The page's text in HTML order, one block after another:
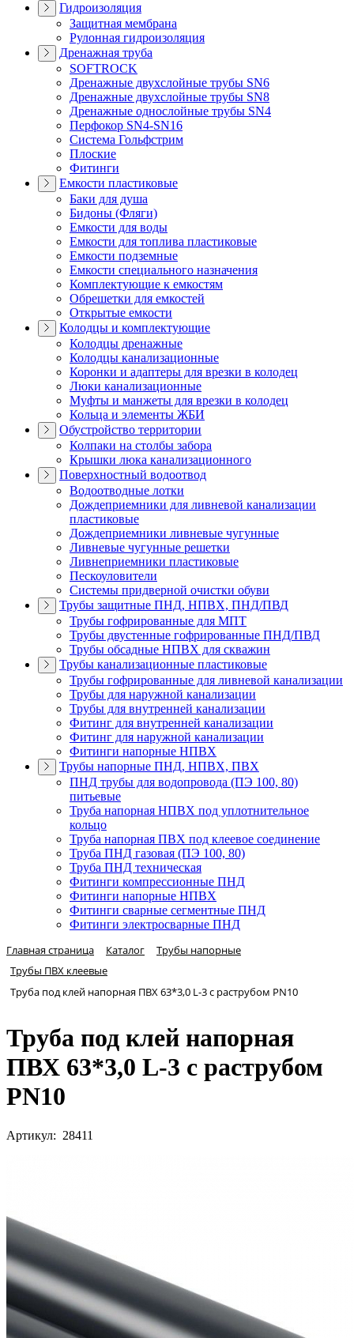
Гидроизоляция
Защитная мембрана
Рулонная гидроизоляция
Дренажная труба
SOFTROCK
Дренажные двухслойные трубы SN6
Дренажные двухслойные трубы SN8
Дренажные однослойные трубы SN4
Перфокор SN4-SN16
Система Гольфстрим
Плоские
Фитинги
Емкости пластиковые
Баки для душа
Бидоны (Фляги)
Емкости для воды
Емкости для топлива пластиковые
Емкости подземные
Емкости специального назначения
Комплектующие к емкостям
Обрешетки для емкостей
Открытые емкости
Колодцы и комплектующие
Колодцы дренажные
Колодцы канализационные
Коронки и адаптеры для врезки в колодец
Люки канализационные
Муфты и манжеты для врезки в колодец
Кольца и элементы ЖБИ
Обустройство территории
Колпаки на столбы забора
Крышки люка канализационного
Поверхностный водоотвод
Водоотводные лотки
Дождеприемники для ливневой канализации
пластиковые
Дождеприемники ливневые чугунные
Ливневые чугунные решетки
Ливнеприемники пластиковые
Пескоуловители
Системы придверной очистки обуви
Трубы защитные ПНД, НПВХ, ПНД/ПВД
Трубы гофрированные для МПТ
Трубы двустенные гофрированные ПНД/ПВД
Трубы обсадные НПВХ для скважин
Трубы канализационные пластиковые
Трубы гофрированные для ливневой канализации
Трубы для наружной канализации
Трубы для внутренней канализации
Фитинг для внутренней канализации
Фитинг для наружной канализации
Фитинги напорные НПВХ
Трубы напорные ПНД, НПВХ, ПВХ
ПНД трубы для водопровода (ПЭ 100, 80)
питьевые
Труба напорная НПВХ под уплотнительное
кольцо
Труба напорная ПВХ под клеевое соединение
Труба ПНД газовая (ПЭ 100, 80)
Труба ПНД техническая
Фитинги компрессионные ПНД
Фитинги напорные НПВХ
Фитинги сварные сегментные ПНД
Фитинги электросварные ПНД
Главная страница Каталог
Трубы напорные
Трубы ПВХ клеевые
Труба под клей напорная ПВХ 63*3,0 L-3 с раструбом PN10
Труба под клей напорная
ПВХ 63*3,0 L-3 с раструбом
PN10
Артикул: 28411